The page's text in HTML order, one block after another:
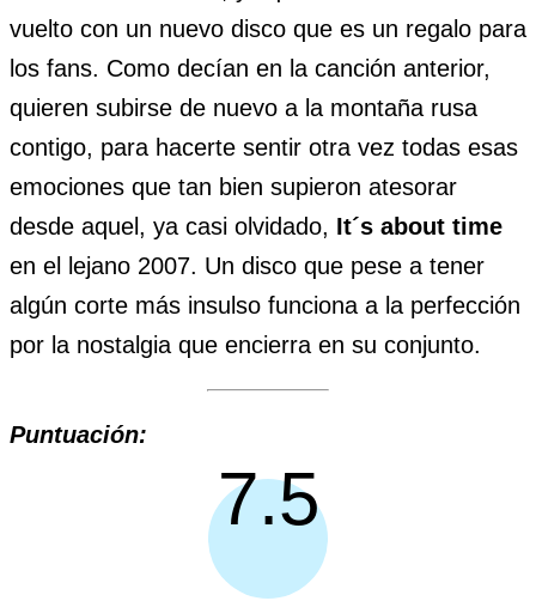
vuelto con un nuevo disco que es un regalo para
los fans. Como decían en la canción anterior,
quieren subirse de nuevo a la montaña rusa
contigo, para hacerte sentir otra vez todas esas
emociones que tan bien supieron atesorar
desde aquel, ya casi olvidado, It´s about time
en el lejano 2007. Un disco que pese a tener
algún corte más insulso funciona a la perfección
por la nostalgia que encierra en su conjunto.
Puntuación:
7.5